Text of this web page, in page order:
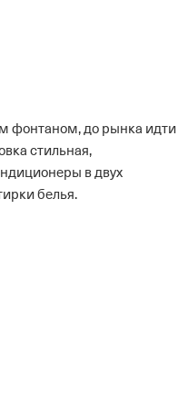
фонтаном, до рынка идти
стильная,
в двух
белья.